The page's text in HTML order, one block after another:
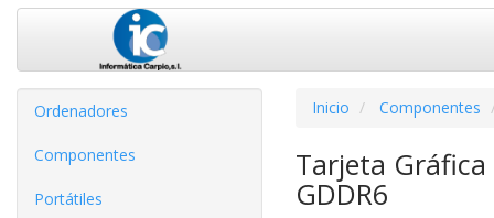
Ordenadores
Componentes
Portátiles
Inicio Componentes
Tarjeta
GDDR6